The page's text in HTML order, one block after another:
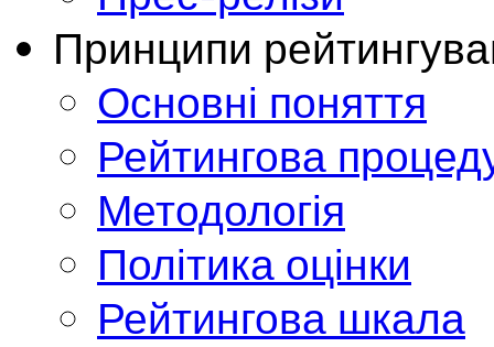
Принципи
Основні поняття
Рейтингова
Методологія
Політика оцінки
Рейтингова шкала